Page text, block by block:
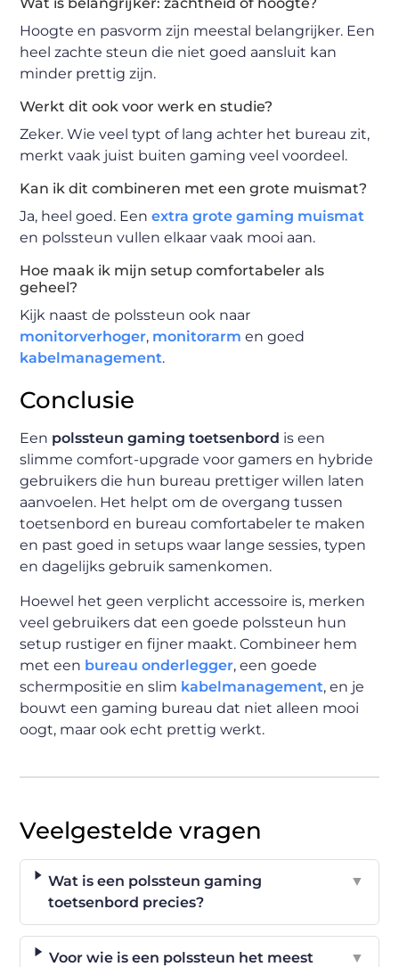
Hoogte en pasvorm zijn meestal belangrijker. Een
heel zachte steun die niet goed aansluit kan
minder prettig zijn.
Werkt dit ook voor werk en studie?
Zeker. Wie veel typt of lang achter het bureau zit,
merkt vaak juist buiten gaming veel voordeel.
Kan ik dit combineren met een grote muismat?
Ja, heel goed. Eenextra grote gaming muismat
en polssteun vullen elkaar vaak mooi aan.
Hoe maak ik mijn setup comfortabeler als
geheel?
Kijk naast de polssteun ook naar
monitorverhoger, monitorarm en goed
kabelmanagement.
Conclusie
Een polssteun gaming toetsenbord is een
slimme comfort-upgrade voor gamers en hybride
gebruikers die hun bureau prettiger willen laten
aanvoelen. Het helpt om de overgang tussen
toetsenbord en bureau comfortabeler te maken
en past goed in setups waar lange sessies, typen
en dagelijks gebruik samenkomen.
Hoewel het geen verplicht accessoire is, merken
veel gebruikers dat een goede polssteun hun
setup rustiger en fijner maakt. Combineer hem
met een bureau onderlegger, een goede
schermpositie en slim kabelmanagement, en je
bouwt een gaming bureau dat niet alleen mooi
oogt, maar ook echt prettig werkt.
Veelgestelde vragen
Wat is een polssteun gaming
toetsenbord precies?
▼
Voor wie is een polssteun het meest
▼